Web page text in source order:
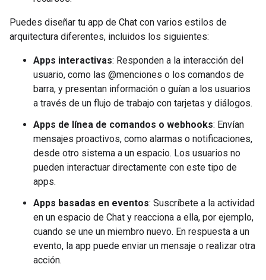
Puedes diseñar tu app de Chat con varios estilos de
arquitectura diferentes, incluidos los siguientes:
Apps interactivas: Responden a la interacción del
usuario, como las @menciones o los comandos de
barra, y presentan información o guían a los usuarios
a través de un flujo de trabajo con tarjetas y diálogos.
Apps de línea de comandos o webhooks: Envían
mensajes proactivos, como alarmas o notificaciones,
desde otro sistema a un espacio. Los usuarios no
pueden interactuar directamente con este tipo de
apps.
Apps basadas en eventos: Suscríbete a la actividad
en un espacio de Chat y reacciona a ella, por ejemplo,
cuando se une un miembro nuevo. En respuesta a un
evento, la app puede enviar un mensaje o realizar otra
acción.